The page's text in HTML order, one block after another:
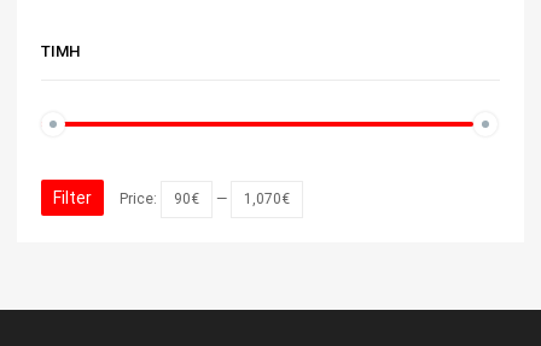
ΤΙΜΉ
Filter Price: 90€ — 1,070€